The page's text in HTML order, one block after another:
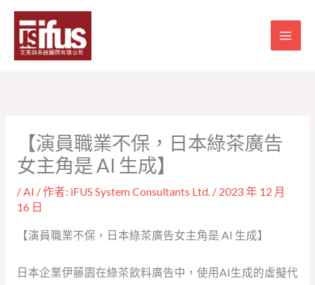
【演員職業不保，日本綠茶廣告
女主角是 AI 生成】
/AI / 作者: iFUS System Consultants Ltd. / 2023 年 12 月
16 日
【演員職業不保，日本綠茶廣告女主角是 AI 生成】
日本企業伊藤園在綠茶飲料廣告中，使用AI生成的虛擬代